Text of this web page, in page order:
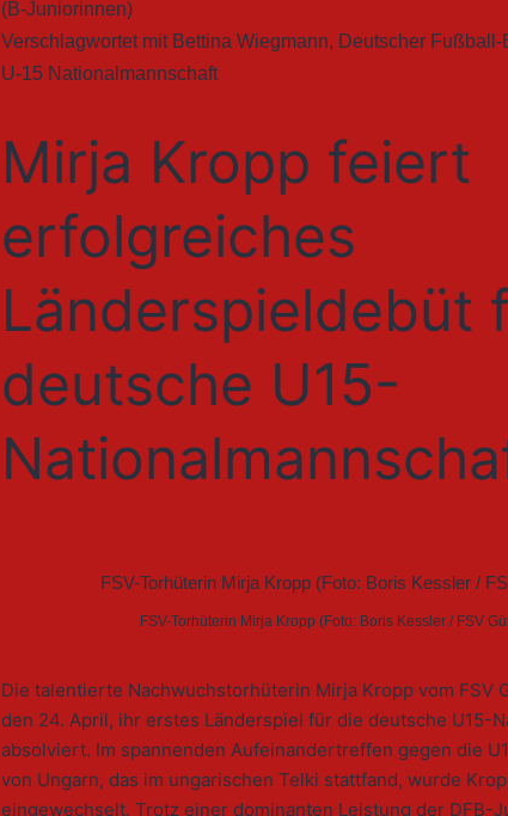
(B-Juniorinnen)
Verschlagwortet mit Bettina Wiegmann, Deutscher Fußball-
U-15 Nationalmannschaft
Mirja Kropp feiert
erfolgreiches
Länderspieldebüt
deutsche U15-
FSV-Torhüterin Mirja Kropp (Foto: Boris Kessler / FSV
Die talentierte Nachwuchstorhüterin Mirja Kropp vom FSV
den 24. April, ihr erstes Länderspiel für die deutsche U15-
absolviert. Im spannenden Aufeinandertreffen gegen die
von Ungarn, das im ungarischen Telki stattfand, wurde
eingewechselt. Trotz einer dominanten Leistung der DFB-